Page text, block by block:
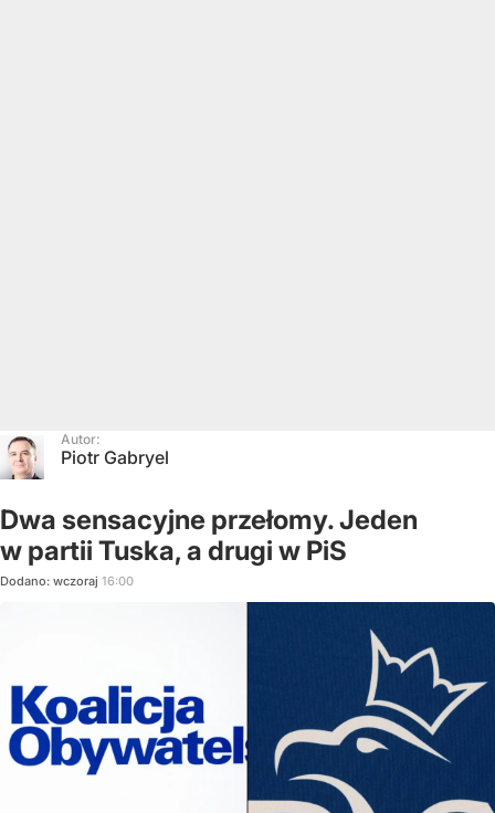
Autor:
Piotr Gabryel
Dwa sensacyjne przełomy. Jeden
w partii Tuska, a drugi w PiS
Dodano: wczoraj 16:00